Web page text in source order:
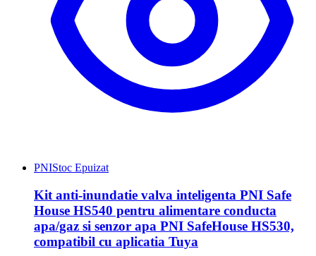
PNIStoc Epuizat
Kit anti-inundatie valva inteligenta PNI Safe
House HS540 pentru alimentare conducta
apa/gaz si senzor apa PNI SafeHouse HS530,
compatibil cu aplicatia Tuya